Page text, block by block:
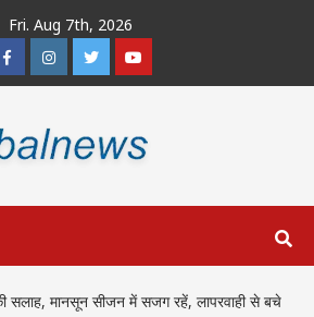
Fri. Aug 7th, 2026
FacebookInstagramTwitterYoutube
सलाह, मानसून सीजन में सजग रहें, लापरवाही से बचे